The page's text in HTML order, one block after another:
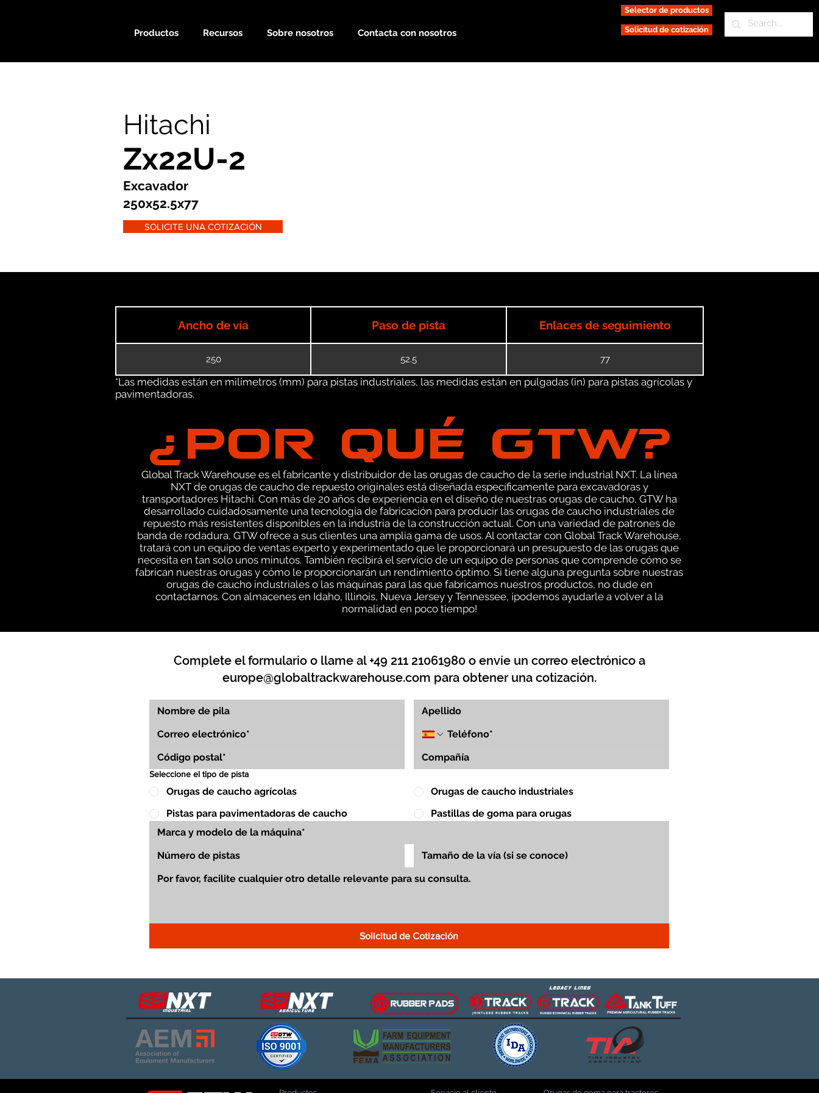
Productos Recursos Sobre nosotros Contacta con nosotros
Selector de productos
Solicitud de cotización
Hitachi
Zx22U-2
Excavador
250x52.5x77
SOLICITE UNA COTIZACIÓN
Ancho de vía Paso de pista Enlaces de seguimiento
250 52.5 77
*Las medidas están en milímetros (mm) para pistas industriales, las medidas están en pulgadas (in) para pistas agrícolas y
pavimentadoras.
¿POR QUÉ GTW?
Global Track Warehouse es el fabricante y distribuidor de las orugas de caucho de la serie industrial NXT. La línea
NXT de orugas de caucho de repuesto originales está diseñada específicamente para excavadoras y
transportadores Hitachi. Con más de 20 años de experiencia en el diseño de nuestras orugas de caucho, GTW ha
desarrollado cuidadosamente una tecnología de fabricación para producir las orugas de caucho industriales de
repuesto más resistentes disponibles en la industria de la construcción actual. Con una variedad de patrones de
banda de rodadura, GTW ofrece a sus clientes una amplia gama de usos. Al contactar con Global Track Warehouse,
tratará con un equipo de ventas experto y experimentado que le proporcionará un presupuesto de las orugas que
necesita en tan solo unos minutos. También recibirá el servicio de un equipo de personas que comprende cómo se
fabrican nuestras orugas y cómo le proporcionarán un rendimiento óptimo. Si tiene alguna pregunta sobre nuestras
orugas de caucho industriales o las máquinas para las que fabricamos nuestros productos, no dude en
contactarnos. Con almacenes en Idaho, Illinois, Nueva Jersey y Tennessee, ¡podemos ayudarle a volver a la
normalidad en poco tiempo!
Complete el formulario o llame al +49 211 21061980 o envíe un correo electrónico a
europe@globaltrackwarehouse.com para obtener una cotización.
Seleccione el tipo de pista
Orugas de caucho agrícolas
Orugas de caucho industriales
Pistas para pavimentadoras de caucho
Pastillas de goma para orugas
Solicitud de Cotización